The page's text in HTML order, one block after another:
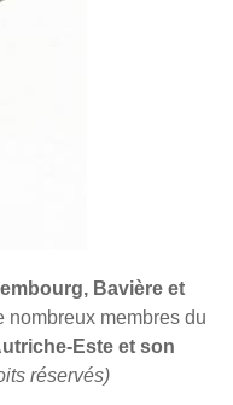
Bavière et
membres du
Este et son
réservés)